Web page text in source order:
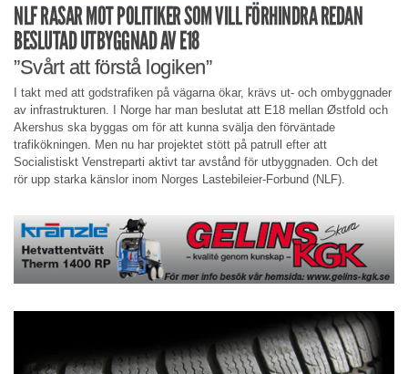
NLF RASAR MOT POLITIKER SOM VILL FÖRHINDRA REDAN
BESLUTAD UTBYGGNAD AV E18
”Svårt att förstå logiken”
I takt med att godstrafiken på vägarna ökar, krävs ut- och ombyggnader
av infrastrukturen. I Norge har man beslutat att E18 mellan Østfold och
Akershus ska byggas om för att kunna svälja den förväntade
trafikökningen. Men nu har projektet stött på patrull efter att
Socialistiskt Venstreparti aktivt tar avstånd för utbyggnaden. Och det
rör upp starka känslor inom Norges Lastebileier-Forbund (NLF).